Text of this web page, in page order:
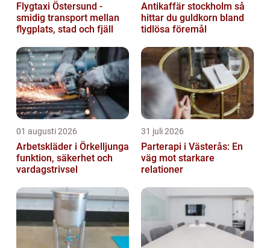
Flygtaxi Östersund -
smidig transport mellan
flygplats, stad och fjäll
Antikaffär stockholm så
hittar du guldkorn bland
tidlösa föremål
01 augusti 2026
Arbetskläder i Örkelljunga
funktion, säkerhet och
vardagstrivsel
31 juli 2026
Parterapi i Västerås: En
väg mot starkare
relationer